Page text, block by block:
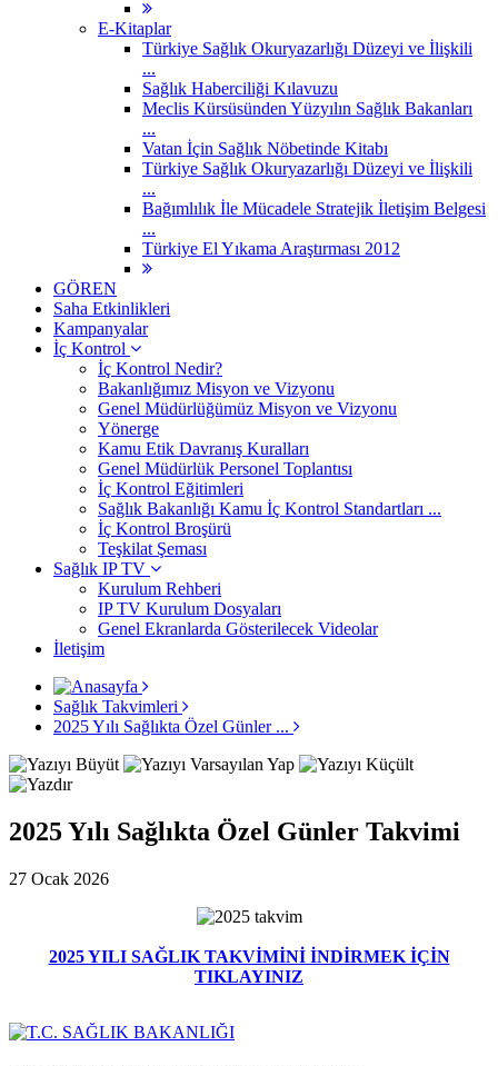
E-Kitaplar
Türkiye Sağlık Okuryazarlığı Düzeyi ve İlişkili
...
Sağlık Haberciliği Kılavuzu
Meclis Kürsüsünden Yüzyılın Sağlık Bakanları
...
Vatan İçin Sağlık Nöbetinde Kitabı
Türkiye Sağlık Okuryazarlığı Düzeyi ve İlişkili
...
Bağımlılık İle Mücadele Stratejik İletişim Belgesi
...
Türkiye El Yıkama Araştırması 2012
GÖREN
Saha Etkinlikleri
Kampanyalar
İç Kontrol
İç Kontrol Nedir?
Bakanlığımız Misyon ve Vizyonu
Genel Müdürlüğümüz Misyon ve Vizyonu
Yönerge
Kamu Etik Davranış Kuralları
Genel Müdürlük Personel Toplantısı
İç Kontrol Eğitimleri
Sağlık Bakanlığı Kamu İç Kontrol Standartları ...
İç Kontrol Broşürü
Teşkilat Şeması
Sağlık IP TV
Kurulum Rehberi
IP TV Kurulum Dosyaları
Genel Ekranlarda Gösterilecek Videolar
İletişim
Sağlık Takvimleri
2025 Yılı Sağlıkta Özel Günler ...
2025 Yılı Sağlıkta Özel Günler Takvimi
27 Ocak 2026
2025 YILI SAĞLIK TAKVİMİNİ İNDİRMEK İÇİN
TIKLAYINIZ